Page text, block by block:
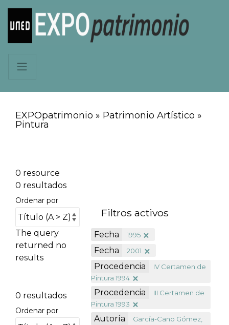
EXPOpatrimonio » Patrimonio Artístico »
Pintura
0 resource
0 resultados
Ordenar por
The query
returned no
results
0 resultados
Ordenar por
Filtros activos
Fecha 1995
Fecha 2001
Procedencia
IV Certamen de
Pintura 1994
Procedencia
III Certamen de
Pintura 1993
Autoría
García-Cano Gómez,